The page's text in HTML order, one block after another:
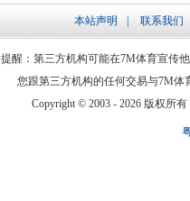
本站声明 联系我们
提醒：第三方机构可能在7M体育宣传
您跟第三方机构的任何交易与7M
Copyright © 2003 - 2026 版权所有